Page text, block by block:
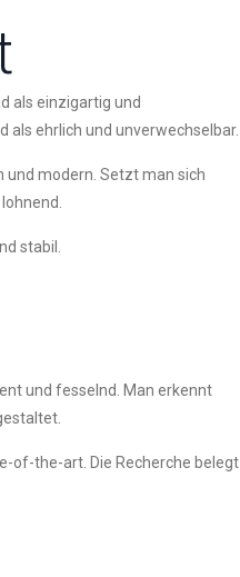
als einzigartig und
als ehrlich und unverwechselbar.
und modern. Setzt man sich
stabil.
und fesselnd. Man erkennt
of-the-art. Die Recherche belegt